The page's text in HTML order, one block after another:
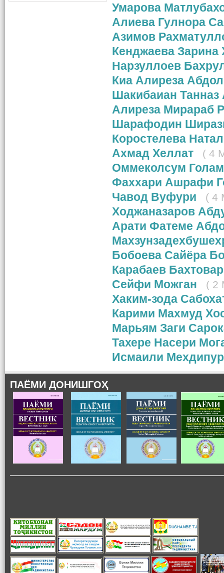
Умарова
Алиеʙа Гулнора
Азимов
Кенджаева Зарина
Нарзуллоев
Киа Алиреза
Шакибаиан
Алиреза Мирараб
Шарафодин
Коростелева
Ахмад Хеллат
( 4
Оммеколсум
Фаххари Ашрафи
Чавод Вуфури
( 4
Ходжаназаров
Арати Фатеме
Бобоева Сайёра
Карабаев
Сейфи Можган
( 2
Хаким-зода
Карими Махмуд
Марьям Заги
Тахере Насери
Исмаили Мехдипур
ПАЁМИ ДОНИШГОҲ